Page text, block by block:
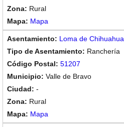
Rural
Mapa
Loma de Chihuahua
Ranchería
51207
Valle de Bravo
-
Rural
Mapa